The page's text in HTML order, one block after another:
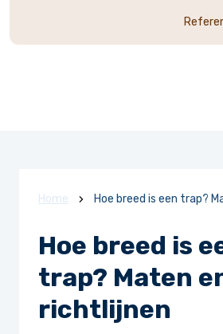
Home Hoe breed is een trap?
Hoe breed is
trap? Maten
richtlijnen